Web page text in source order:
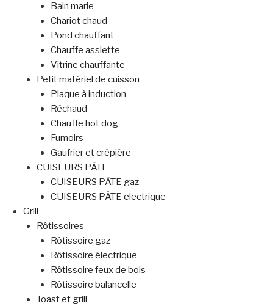
Bain marie
Chariot chaud
Pond chauffant
Chauffe assiette
Vitrine chauffante
Petit matériel de cuisson
Plaque à induction
Réchaud
Chauffe hot dog
Fumoirs
Gaufrier et crêpière
CUISEURS PÂTE
CUISEURS PÂTE gaz
CUISEURS PÂTE electrique
Grill
Rôtissoires
Rôtissoire gaz
Rôtissoire électrique
Rôtissoire feux de bois
Rôtissoire balancelle
Toast et grill